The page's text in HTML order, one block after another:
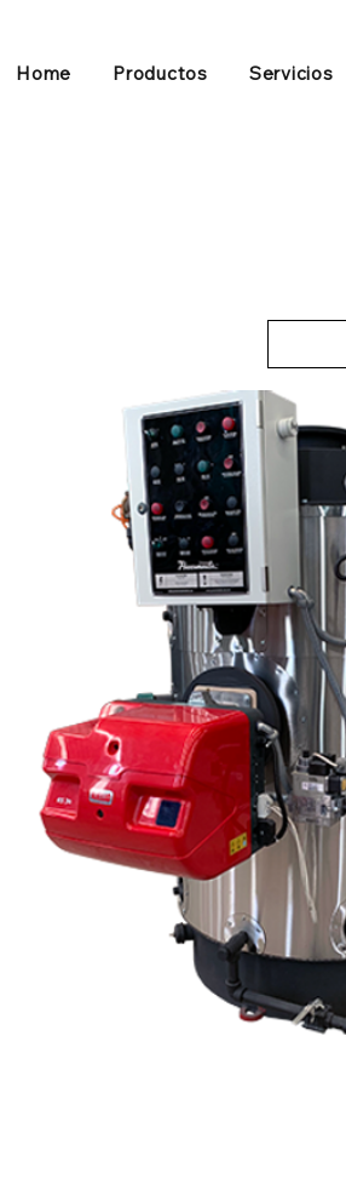
Home Productos Servicios